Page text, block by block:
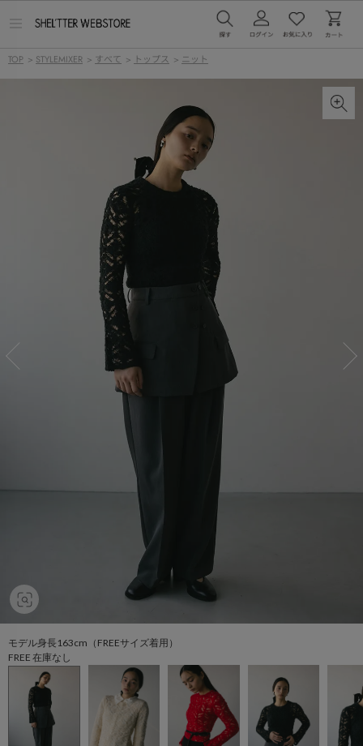
ー
を
TOP > STYLEMIXER > すべて > トップス > ニット
モデル身長163cm（FREEサイズ着用）
FREE 在庫なし